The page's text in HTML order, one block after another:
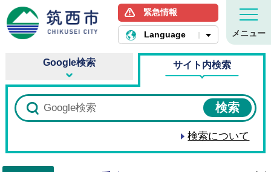
筑西市ホームページ
緊急情報
Language メニュー
Google検索 サイト内検索
検索について